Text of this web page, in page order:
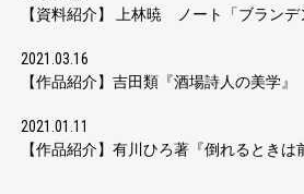
【資料紹介】 上林暁 ノート「ブランデ
2021.03.16
【作品紹介】吉田類『酒場詩人の美学』
2021.01.11
【作品紹介】有川ひろ著『倒れるときは